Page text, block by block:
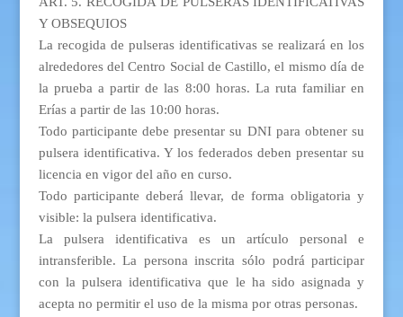
Y OBSEQUIOS
La recogida de pulseras identificativas se realizará en los
alrededores del Centro Social de Castillo, el mismo día de
la prueba a partir de las 8:00 horas. La ruta familiar en
Erías a partir de las 10:00 horas.
Todo participante debe presentar su DNI para obtener su
pulsera identificativa. Y los federados deben presentar su
licencia en vigor del año en curso.
Todo participante deberá llevar, de forma obligatoria y
visible: la pulsera identificativa.
La pulsera identificativa es un artículo personal e
intransferible. La persona inscrita sólo podrá participar
con la pulsera identificativa que le ha sido asignada y
acepta no permitir el uso de la misma por otras personas.